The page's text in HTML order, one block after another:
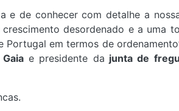
e de conhecer com detalhe a
desordenado e a uma
em termos de
e presidente da junta de